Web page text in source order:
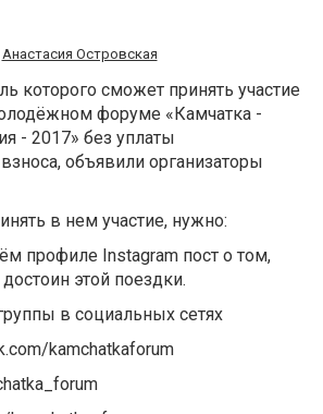
Анастасия Островская
которого сможет принять участие
форуме «Камчатка -
- 2017» без уплаты
объявили организаторы
в нем участие, нужно:
профиле Instagram пост о том,
этой поездки.
в социальных сетях
kamchatkaforum